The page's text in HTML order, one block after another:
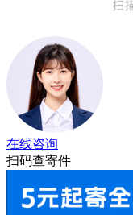
在线咨询
扫码查寄件